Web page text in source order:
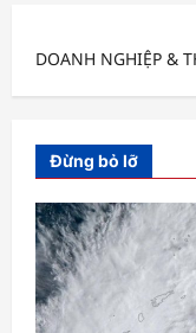
DOANH NGHIỆP &
Đừng bỏ lỡ